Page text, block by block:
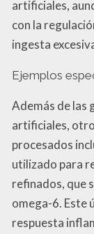
artificiales,
con la
ingesta
Ejemplos
Además de las
artificiales,
procesados
utilizado para
refinados, que
omega-6. Este
respuesta